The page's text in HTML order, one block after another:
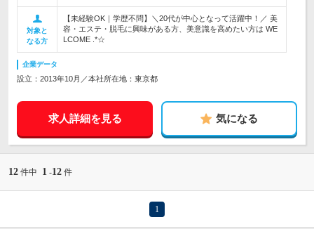
対象と
なる方
【未経験OK｜学歴不問】＼20代が中心となって活躍中！／ 美
容・エステ・脱毛に興味がある方、美意識を高めたい方は WE
LCOME .*☆
企業データ
設立：2013年10月／本社所在地：東京都
求人詳細を見る 気になる
12 件中 1 -12 件
1